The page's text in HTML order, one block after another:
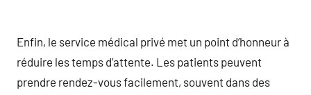
Enfin, le service médical privé met un point d’honneur à
réduire les temps d’attente. Les patients peuvent
prendre rendez-vous facilement, souvent dans des